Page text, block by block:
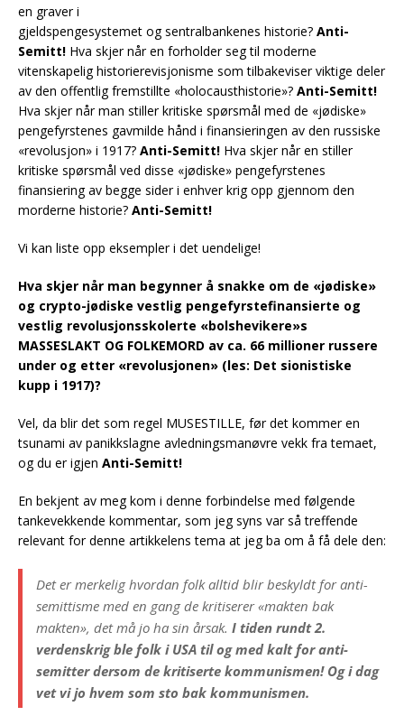
en graver i
gjeldspengesystemet og sentralbankenes historie? Anti-
Semitt! Hva skjer når en forholder seg til moderne
vitenskapelig historierevisjonisme som tilbakeviser viktige deler
av den offentlig fremstillte «holocausthistorie»? Anti-Semitt!
Hva skjer når man stiller kritiske spørsmål med de «jødiske»
pengefyrstenes gavmilde hånd i finansieringen av den russiske
«revolusjon» i 1917? Anti-Semitt! Hva skjer når en stiller
kritiske spørsmål ved disse «jødiske» pengefyrstenes
finansiering av begge sider i enhver krig opp gjennom den
morderne historie? Anti-Semitt!
Vi kan liste opp eksempler i det uendelige!
Hva skjer når man begynner å snakke om de «jødiske»
og crypto-jødiske vestlig pengefyrstefinansierte og
vestlig revolusjonsskolerte «bolshevikere»s
MASSESLAKT OG FOLKEMORD av ca. 66 millioner russere
under og etter «revolusjonen» (les: Det sionistiske
kupp i 1917)?
Vel, da blir det som regel MUSESTILLE, før det kommer en
tsunami av panikkslagne avledningsmanøvre vekk fra temaet,
og du er igjen Anti-Semitt!
En bekjent av meg kom i denne forbindelse med følgende
tankevekkende kommentar, som jeg syns var så treffende
relevant for denne artikkelens tema at jeg ba om å få dele den:
Det er merkelig hvordan folk alltid blir beskyldt for anti-
semittisme med en gang de kritiserer «makten bak
makten», det må jo ha sin årsak. I tiden rundt 2.
verdenskrig ble folk i USA til og med kalt for anti-
semitter dersom de kritiserte kommunismen! Og i dag
vet vi jo hvem som sto bak kommunismen.